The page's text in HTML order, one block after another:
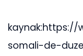
somali-de-